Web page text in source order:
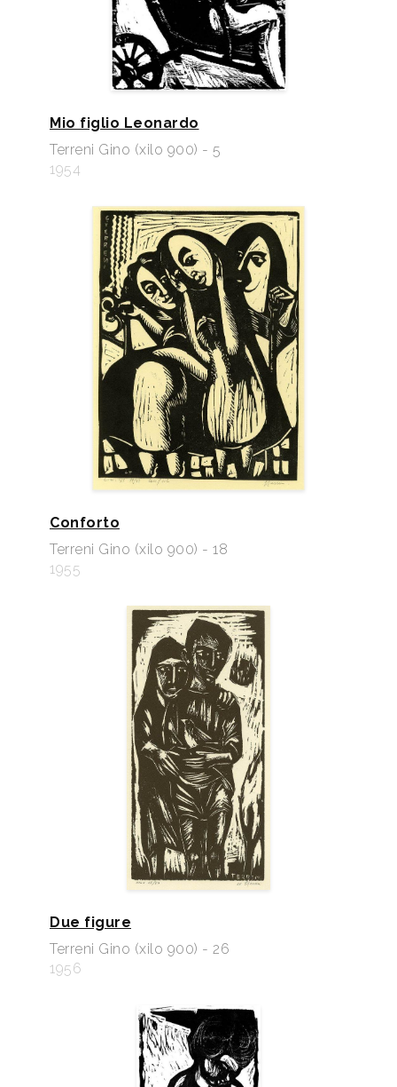
Mio figlio Leonardo
Terreni Gino (xilo 900) - 5
1954
Conforto
Terreni Gino (xilo 900) - 18
1955
Due figure
Terreni Gino (xilo 900) - 26
1956